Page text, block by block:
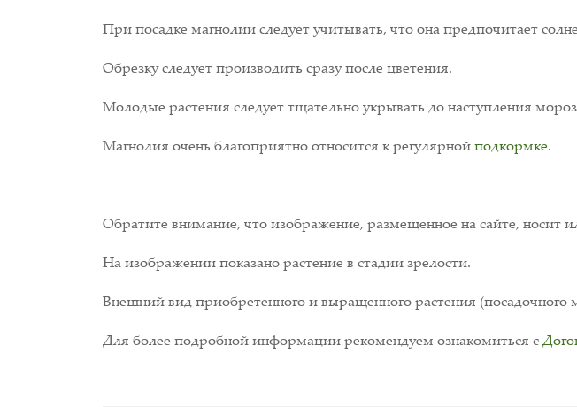
При посадке магнолии следует учитывать, что она предпочитает
Обрезку следует производить сразу после цветения.
Молодые растения следует тщательно укрывать до наступления
Магнолия очень благоприятно относится к регулярнойподкормке.
Обратите внимание, что изображение, размещенное на сайте, носит
На изображении показано растение в стадии зрелости.
Внешний вид приобретенного и выращенного растения
Для более подробной информации рекомендуем ознакомиться с